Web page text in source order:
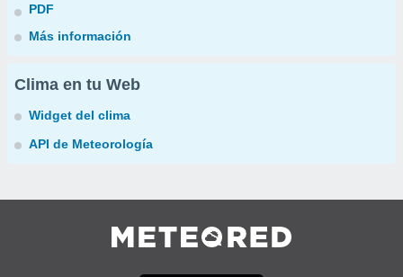
PDF
Más información
Clima en tu Web
Widget del clima
API de Meteorología